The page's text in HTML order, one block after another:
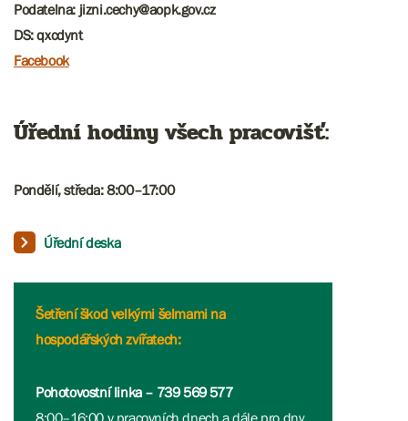
Podatelna: jizni.cechy@aopk.gov.cz
DS: qxcdynt
Facebook
Úřední hodiny všech pracovišť:
Pondělí, středa: 8:00–17:00​​​​
Úřední deska
Šetření škod velkými šelmami na
hospodářských zvířatech:
Pohotovostní linka – 739 569 577
8:00–16:00 v pracovních dnech a dále pro dny